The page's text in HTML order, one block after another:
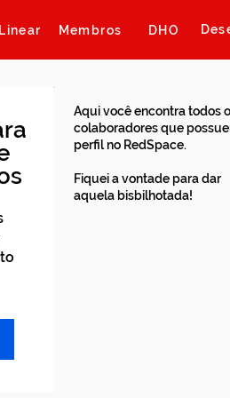
Membros DHO
Aqui você encontra todos
colaboradores que
perfil no RedSpace.
Fiquei a vontade para dar
aquela bisbilhotada!